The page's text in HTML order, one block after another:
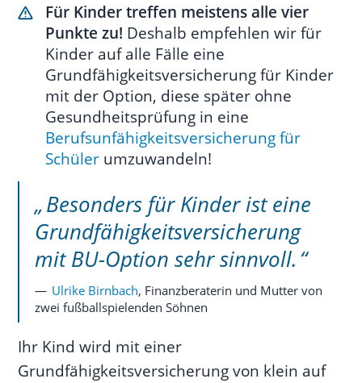
Für Kinder treffen meistens alle vier
Punkte zu! Deshalb empfehlen wir für
Kinder auf alle Fälle eine
Grundfähigkeitsversicherung für Kinder
mit der Option, diese später ohne
Gesundheitsprüfung in eine
Berufsunfähigkeitsversicherung für
Schüler umzuwandeln!
Besonders für Kinder ist eine
Grundfähigkeitsversicherung
mit BU-Option sehr sinnvoll.
Ulrike Birnbach, Finanzberaterin und Mutter von
zwei fußballspielenden Söhnen
Ihr Kind wird mit einer
Grundfähigkeitsversicherung von klein auf